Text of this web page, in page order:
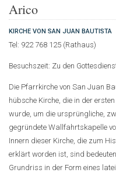
Arico
KIRCHE VON SAN JUAN BAUTISTA
Tel: 922 768 125 (Rathaus)
Besuchszeit: Zu den
Die Pfarrkirche von San Juan
hübsche Kirche, die in der
wurde, um die ursprüngliche,
gegründete Wallfahrtskapelle
Innern dieser Kirche, die zum
erklärt worden ist, sind
Grundriss in der Form eines